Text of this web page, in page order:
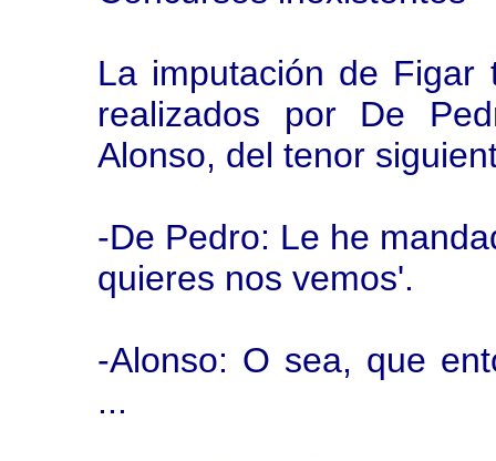
La imputación de Figar
realizados por De
Alonso, del tenor
-De Pedro: Le he
quieres nos vemos'.
-Alonso: O sea, que
...